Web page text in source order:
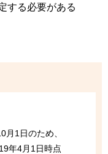
する必要がある
1日のため、
年4月1日時点